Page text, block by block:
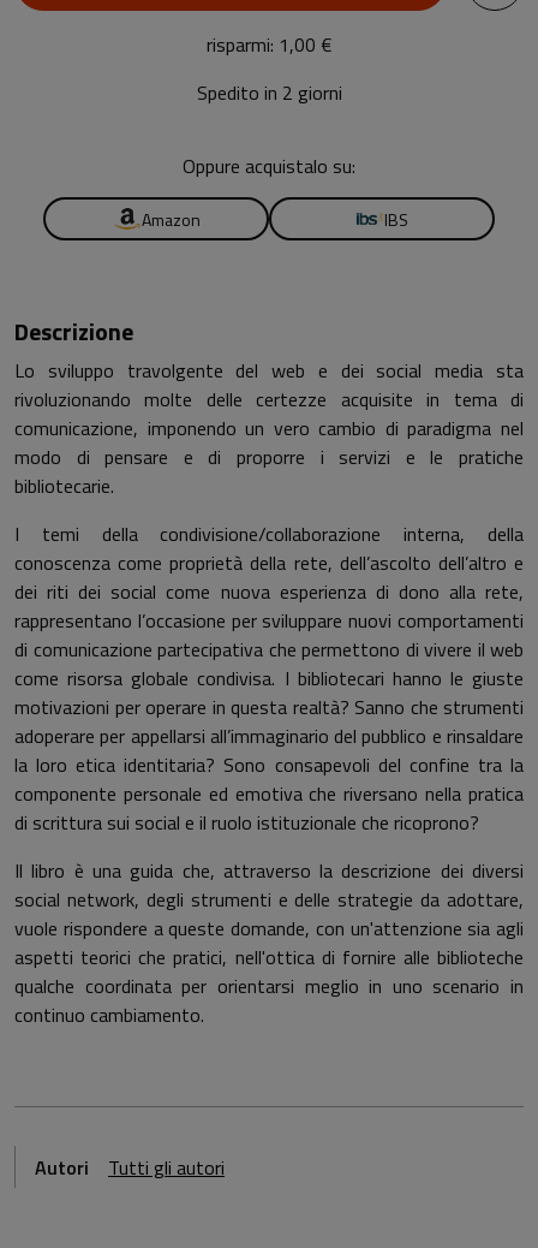
risparmi: 1,00 €
Spedito in 2 giorni
Oppure acquistalo su:
Amazon IBS
Descrizione
Lo sviluppo travolgente del web e dei social media sta
rivoluzionando molte delle certezze acquisite in tema di
comunicazione, imponendo un vero cambio di paradigma nel
modo di pensare e di proporre i servizi e le pratiche
bibliotecarie.
I temi della condivisione/collaborazione interna, della
conoscenza come proprietà della rete, dell’ascolto dell’altro e
dei riti dei social come nuova esperienza di dono alla rete,
rappresentano l’occasione per sviluppare nuovi comportamenti
di comunicazione partecipativa che permettono di vivere il web
come risorsa globale condivisa. I bibliotecari hanno le giuste
motivazioni per operare in questa realtà? Sanno che strumenti
adoperare per appellarsi all’immaginario del pubblico e rinsaldare
la loro etica identitaria? Sono consapevoli del confine tra la
componente personale ed emotiva che riversano nella pratica
di scrittura sui social e il ruolo istituzionale che ricoprono?
Il libro è una guida che, attraverso la descrizione dei diversi
social network, degli strumenti e delle strategie da adottare,
vuole rispondere a queste domande, con un'attenzione sia agli
aspetti teorici che pratici, nell'ottica di fornire alle biblioteche
qualche coordinata per orientarsi meglio in uno scenario in
continuo cambiamento.
Autori Tutti gli autori